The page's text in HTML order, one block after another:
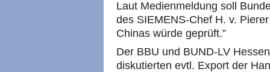
Laut Medienmeldung soll
des SIEMENS-Chef H. v.
Chinas würde geprüft.”
Der BBU und BUND-LV
diskutierten evtl. Export der